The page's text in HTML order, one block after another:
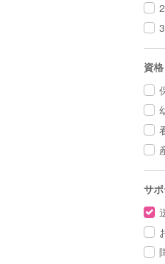
資格
サ